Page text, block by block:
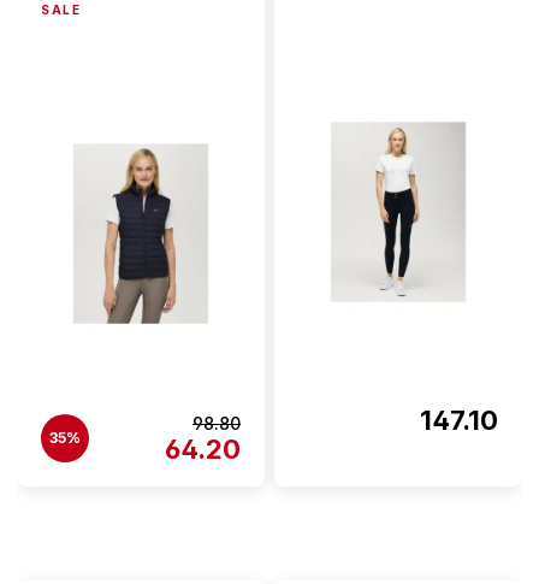
SALE
35%
98.80
64.20
147.10